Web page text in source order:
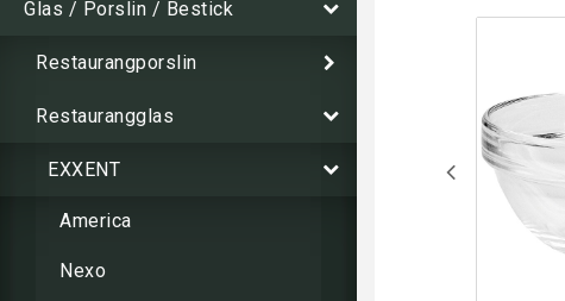
Glas / Porslin / Bestick
Restaurangporslin
Restaurangglas
EXXENT
America
Nexo